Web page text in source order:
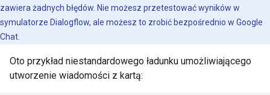
zawiera żadnych błędów. Nie możesz przetestować wyników w
symulatorze Dialogflow, ale możesz to zrobić bezpośrednio w Google
Chat.
Oto przykład niestandardowego ładunku umożliwiającego
utworzenie wiadomości z kartą: